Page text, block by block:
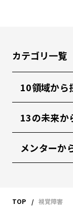
カテゴリ一覧
10領域から
13の未来か
メンターか
TOP 視覚障害